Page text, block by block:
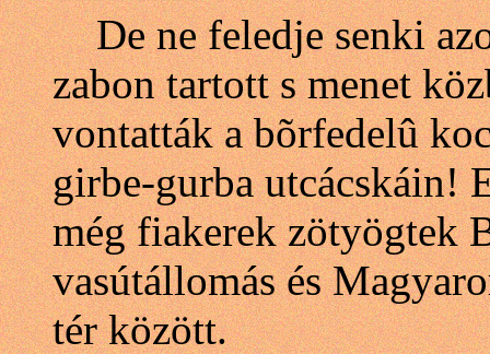
De ne feledje senki
zabon tartott s menet
vontatták a bõrfedelû
girbe-gurba utcácskáin!
még fiakerek zötyögtek
vasútállomás és
tér között.